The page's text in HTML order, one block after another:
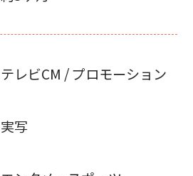
テレビCM / プロモーション
実写